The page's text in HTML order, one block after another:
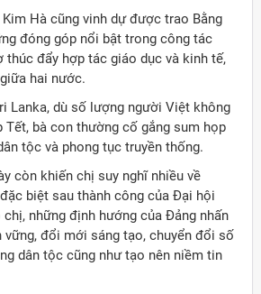
Kim Hà cũng vinh dự được trao Bằng
đóng góp nổi bật trong công tác
thúc đẩy hợp tác giáo dục và kinh tế,
hai nước.
Lanka, dù số lượng người Việt không
Tết, bà con thường cố gắng sum họp
tộc và phong tục truyền thống.
còn khiến chị suy nghĩ nhiều về
biệt sau thành công của Đại hội
những định hướng của Đảng nhấn
vững, đổi mới sáng tạo, chuyển đổi số
dân tộc cũng như tạo nên niềm tin